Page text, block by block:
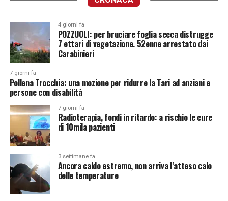
4 giorni fa
POZZUOLI: per bruciare foglia secca distrugge
7 ettari di vegetazione. 52enne arrestato dai
Carabinieri
7 giorni fa
Pollena Trocchia: una mozione per ridurre la Tari ad anziani e
persone con disabilità
7 giorni fa
Radioterapia, fondi in ritardo: a rischio le cure
di 10mila pazienti
3 settimane fa
Ancora caldo estremo, non arriva l’atteso calo
delle temperature